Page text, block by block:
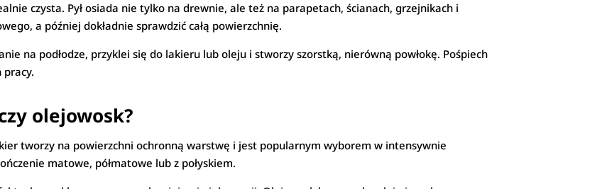
czysta. Pył osiada nie tylko na drewnie, ale też na parapetach, ścianach, grzejnikach i
a później dokładnie sprawdzić całą powierzchnię.
na podłodze, przyklei się do lakieru lub oleju i stworzy szorstką, nierówną powłokę. Pośpiech
olejowosk?
tworzy na powierzchni ochronną warstwę i jest popularnym wyborem w intensywnie
matowe, półmatowe lub z połyskiem.